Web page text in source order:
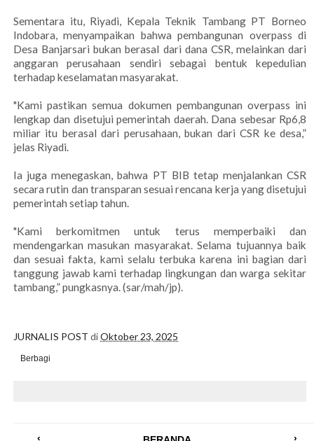
Sementara itu, Riyadi, Kepala Teknik Tambang PT Borneo
Indobara, menyampaikan bahwa pembangunan overpass di
Desa Banjarsari bukan berasal dari dana CSR, melainkan dari
anggaran perusahaan sendiri sebagai bentuk kepedulian
terhadap keselamatan masyarakat.
"Kami pastikan semua dokumen pembangunan overpass ini
lengkap dan disetujui pemerintah daerah. Dana sebesar Rp6,8
miliar itu berasal dari perusahaan, bukan dari CSR ke desa,”
jelas Riyadi.
Ia juga menegaskan, bahwa PT BIB tetap menjalankan CSR
secara rutin dan transparan sesuai rencana kerja yang disetujui
pemerintah setiap tahun.
"Kami berkomitmen untuk terus memperbaiki dan
mendengarkan masukan masyarakat. Selama tujuannya baik
dan sesuai fakta, kami selalu terbuka karena ini bagian dari
tanggung jawab kami terhadap lingkungan dan warga sekitar
tambang,” pungkasnya. (sar/mah/jp).
JURNALIS POST diOktober 23, 2025
Berbagi
‹ ›